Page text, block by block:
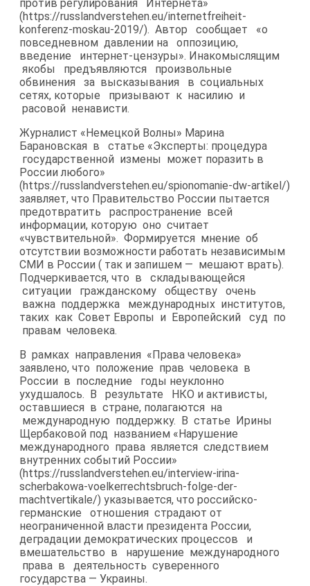
против регулирования Интернета»
(https://russlandverstehen.eu/internetfreiheit-​
konferenz-moskau-2019/). Автор сообщает «о
повседневном давлении на оппозицию,
введение интернет-​цензуры». Инакомыслящим
якобы предъявляются произвольные
обвинения за высказывания в социальных
сетях, которые призывают к насилию и
расовой ненависти.
Журналист «Немецкой Волны» Марина
Барановская в статье «Эксперты: процедура
государственной измены может поразить в
России любого»
(https://russlandverstehen.eu/spionomanie-​dw-artikel/)
заявляет, что Правительство России пытается
предотвратить распространение всей
информации, которую оно считает
«чувствительной». Формируется мнение об
отсутствии возможности работать независимым
СМИ в России ( так и запишем — мешают врать).
Подчеркивается, что в складывающейся
ситуации гражданскому обществу очень
важна поддержка международных институтов,
таких как Совет Европы и Европейский суд по
правам человека.
В рамках направления «Права человека»
заявлено, что положение прав человека в
России в последние годы неуклонно
ухудшалось. В результате НКО и активисты,
оставшиеся в стране, полагаются на
международную поддержку. В статье Ирины
Щербаковой под названием «Нарушение
международного права является следствием
внутренних событий России»
(https://russlandverstehen.eu/interview-​irina-
scherbakowa-voelkerrechtsbruch-folge-der-
machtvertikale/) указывается, что российско-​
германские отношения страдают от
неограниченной власти президента России,
деградации демократических процессов и
вмешательство в нарушение международного
права в деятельность суверенного
государства — Украины.